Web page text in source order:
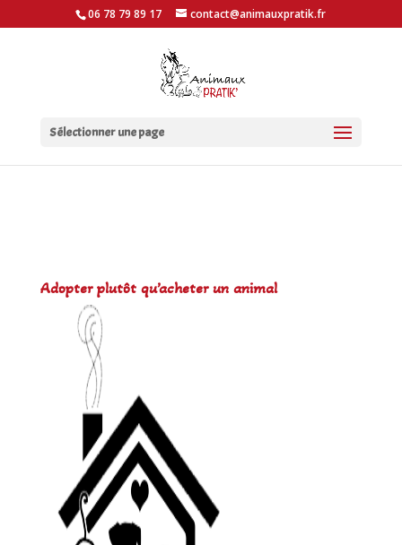
06 78 79 89 17 contact@animauxpratik.fr
Sélectionner une page
Adopter plutôt qu’acheter un animal